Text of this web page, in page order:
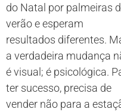
do Natal por palmeiras
verão e esperam
resultados diferentes.
a verdadeira mudança
é visual; é psicológica.
ter sucesso, precisa de
vender não para a